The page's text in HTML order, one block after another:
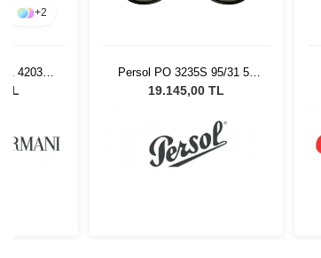
+2
4203U
TL
Persol PO 3235S 95/31 55
Unisex Güneş Gözlüğü
19.145,00 TL